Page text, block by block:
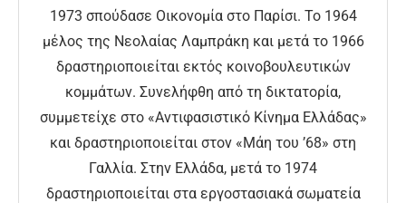
1973 σπούδασε Οικονομία στο Παρίσι. Το 1964
μέλος της Νεολαίας Λαμπράκη και μετά το 1966
δραστηριοποιείται εκτός κοινοβουλευτικών
κομμάτων. Συνελήφθη από τη δικτατορία,
συμμετείχε στο «Αντιφασιστικό Κίνημα Ελλάδας»
και δραστηριοποιείται στον «Μάη του ’68» στη
Γαλλία. Στην Ελλάδα, μετά το 1974
δραστηριοποιείται στα εργοστασιακά σωματεία